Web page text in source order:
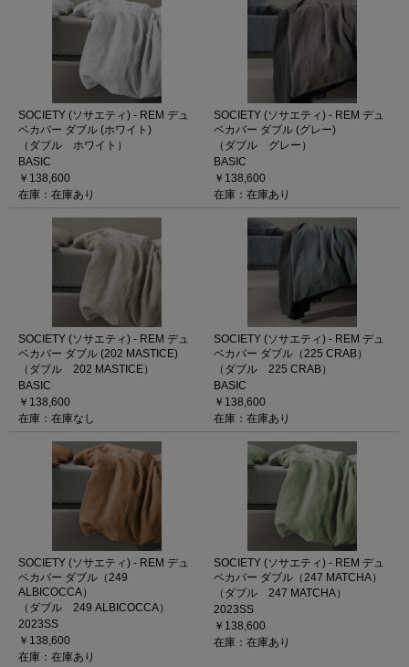
SOCIETY (ソサエティ) - REM デュ
ベカバー ダブル (ホワイト)
（ダブル ホワイト）
BASIC
￥138,600
在庫：在庫あり
SOCIETY (ソサエティ) - REM デュ
ベカバー ダブル (グレー)
（ダブル グレー）
BASIC
￥138,600
在庫：在庫あり
SOCIETY (ソサエティ) - REM デュ
ベカバー ダブル (202 MASTICE)
（ダブル 202 MASTICE）
BASIC
￥138,600
在庫：在庫なし
SOCIETY (ソサエティ) - REM デュ
ベカバー ダブル（225 CRAB）
（ダブル 225 CRAB）
BASIC
￥138,600
在庫：在庫あり
SOCIETY (ソサエティ) - REM デュ
ベカバー ダブル（249
ALBICOCCA）
（ダブル 249 ALBICOCCA）
2023SS
￥138,600
在庫：在庫あり
SOCIETY (ソサエティ) - REM デュ
ベカバー ダブル（247 MATCHA）
（ダブル 247 MATCHA）
2023SS
￥138,600
在庫：在庫あり